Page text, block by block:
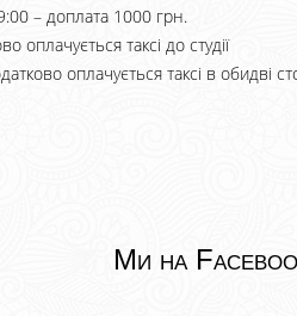
– доплата 1000 грн.
оплачується таксі до студії
оплачується таксі в обидві
Ми на